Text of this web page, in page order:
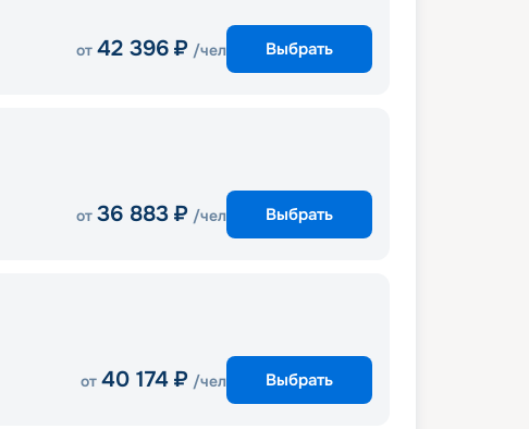
от 42 396 ₽ /чел Выбрать
от 36 883 ₽ /чел Выбрать
от 40 174 ₽ /чел Выбрать